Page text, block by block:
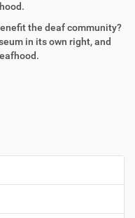
the deaf community?
in its own right, and